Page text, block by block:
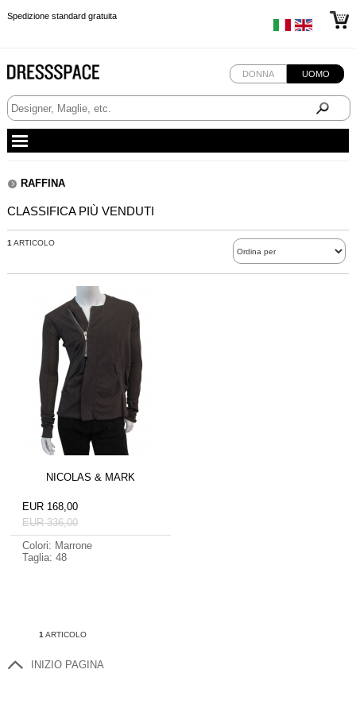
Spedizione standard gratuita
DONNA UOMO
RAFFINA
CLASSIFICA PIÙ VENDUTI
1 ARTICOLO
NICOLAS & MARK
EUR 168,00
EUR 336,00
Colori: Marrone
Taglia: 48
1 ARTICOLO
INIZIO PAGINA